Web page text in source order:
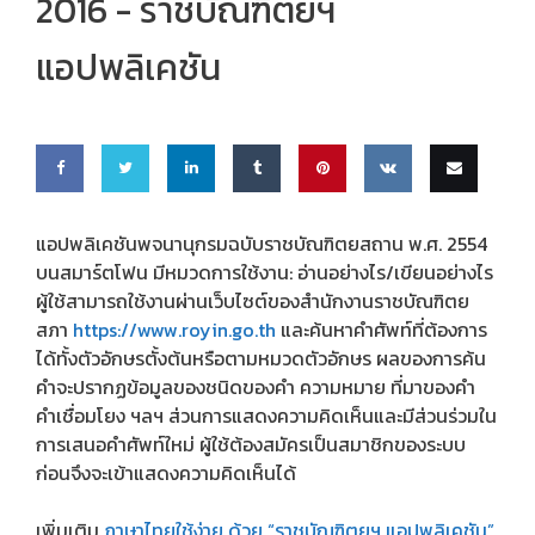
แอปพลิเคชัน
Faceb
ook
on
Twitte
r
Linke
dIn
on
Tumbl
r
this on VK this
แอปพลิเคชันพจนานุกรมฉบับราชบัณฑิตยสถาน พ.ศ. 2554
บนสมาร์ตโฟน มีหมวดการใช้งาน: อ่านอย่างไร/เขียนอย่างไร
ผู้ใช้สามารถใช้งานผ่านเว็บไซต์ของสำนักงานราชบัณฑิตย
สภา https://www.royin.go.th และค้นหาคำศัพท์ที่ต้องการ
ได้ทั้งตัวอักษรตั้งต้นหรือตามหมวดตัวอักษร ผลของการค้น
คำจะปรากฏข้อมูลของชนิดของคำ ความหมาย ที่มาของคำ
คำเชื่อมโยง ฯลฯ ส่วนการแสดงความคิดเห็นและมีส่วนร่วมใน
การเสนอคำศัพท์ใหม่ ผู้ใช้ต้องสมัครเป็นสมาชิกของระบบ
ก่อนจึงจะเข้าแสดงความคิดเห็นได้